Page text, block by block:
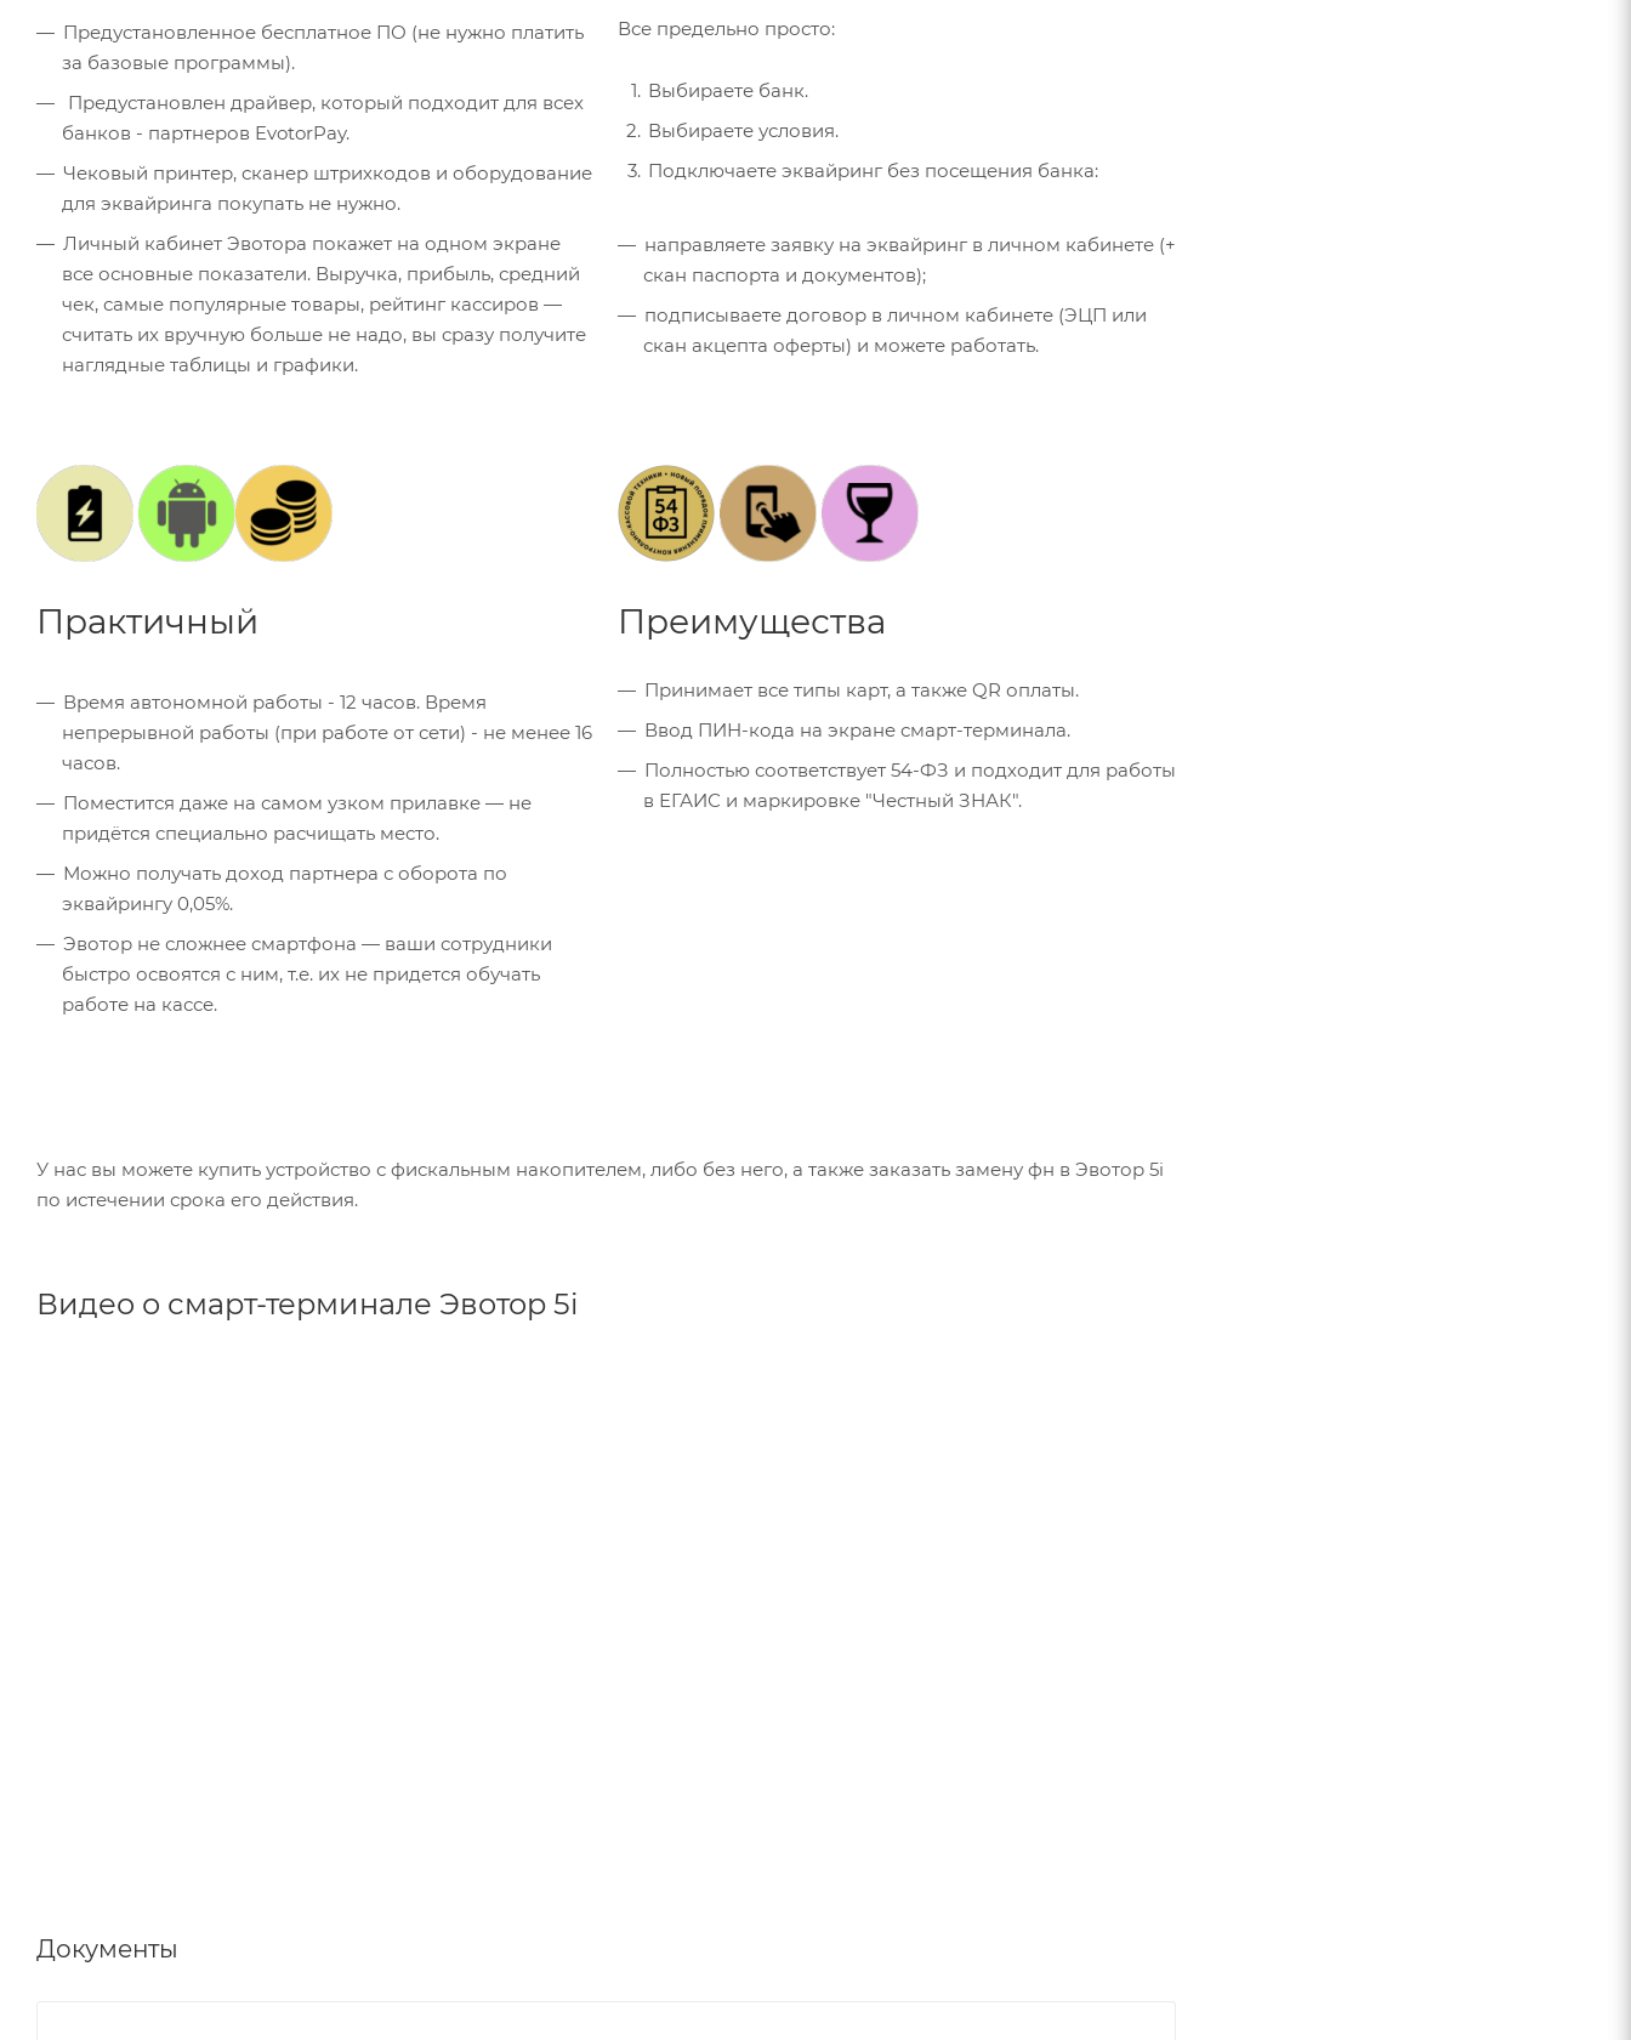
Предустановленное бесплатное ПО (не нужно платить
за базовые программы).
банков - партнеров EvotorPay.
Чековый принтер, сканер штрихкодов и оборудование
для эквайринга покупать не нужно.
Личный кабинет Эвотора покажет на одном экране
все основные показатели. Выручка, прибыль, средний
чек, самые популярные товары, рейтинг кассиров —
считать их вручную больше не надо, вы сразу получите
наглядные таблицы и графики.
Все предельно просто:
Выбираете банк.
Выбираете условия.
Подключаете эквайринг без посещения банка:
направляете заявку на эквайринг в личном кабинете (+
скан паспорта и документов);
подписываете договор в личном кабинете (ЭЦП или
скан акцепта оферты) и можете работать.
Практичный
Время автономной работы - 12 часов. Время
непрерывной работы (при работе от сети) - не менее 16
часов.
Поместится даже на самом узком прилавке — не
придётся специально расчищать место.
Можно получать доход партнера с оборота по
эквайрингу 0,05%.
Эвотор не сложнее смартфона — ваши сотрудники
быстро освоятся с ним, т.е. их не придется обучать
работе на кассе.
Преимущества
Принимает все типы карт, а также QR оплаты.
Ввод ПИН-кода на экране смарт-терминала.
Полностью соответствует 54-ФЗ и подходит для работы
в ЕГАИС и маркировке "Честный ЗНАК".
У нас вы можете купить устройство с фискальным накопителем, либо без него, а также заказать замену фн в Эвотор 5i
по истечении срока его действия.
Видео о смарт-терминале Эвотор 5i
Документы